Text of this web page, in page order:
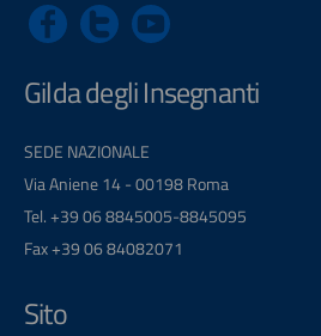
Gilda degli Insegnanti
SEDE NAZIONALE
Via Aniene 14 - 00198 Roma
Tel. +39 06 8845005-8845095
Fax +39 06 84082071
Sito